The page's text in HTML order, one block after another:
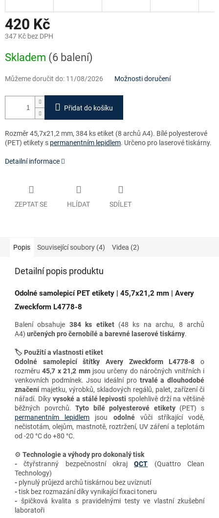
420 Kč
347 Kč bez DPH
cena:
Skladem (6 balení)
Můžeme doručit do: 11/08/2026 Možnosti doručení
Přidat do košíku
Rozměr 45,7x21,2 mm, 384 ks etiket (8 archů A4). Bílé polyesterové
(PET) etikety s permanentním lepidlem. Určeno pro laserové tiskárny.
Detailní informace
ZEPTAT SE HLÍDAT SDÍLET
Popis Související soubory (4) Videa (2)
Detailní popis produktu
Odolné samolepicí PET etikety | 45,7x21,2 mm | Avery
Zweckform L4778-8
Balení obsahuje 384 ks etiket(48 ks na archu, 8 archů
A4) určených pročernobílé a barevné laserové tiskárny.
🏷️ Použití a vlastnosti etiket
Odolné samolepicí štítky Avery Zweckform L4778-8 o
rozměru45,7 x 21,2 mm jsou určeny do náročných vnitřních i
venkovních podmínek. Jsou ideální protrvalé a dlouhodobé
značení majetku, výrobků, skladových regálů, palet, zařízení či
nářadí. Díky vysoké a stálé lepivosti spolehlivě drží na většině
běžných povrchů.Tyto bílé polyesterové etikety(PET) s
permanentním lepidlem jsou odolnévůči stříkající vodě,
nečistotám, olejům, mastnotě, roztržení, UV záření a teplotám
od -20 °C do +80 °C.
⚙️ Technologie a výhodypro dokonalý tisk
-čtyřstranný bezpečnostní okraj QCT
(Quattro Clean
Technology)
- plynulý průjezd archů tiskárnou bez uvíznutí
-tisk bez rozmazání díky vynikající fixaci toneru
- špičková kvalita s pravidelnými testy ve vlastní zkušební
laboratoři